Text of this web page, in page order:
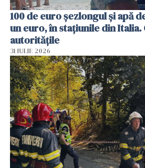
100 de euro șezlongul și apă
un euro, în stațiunile din Italia.
autoritățile
31 IULIE 2026